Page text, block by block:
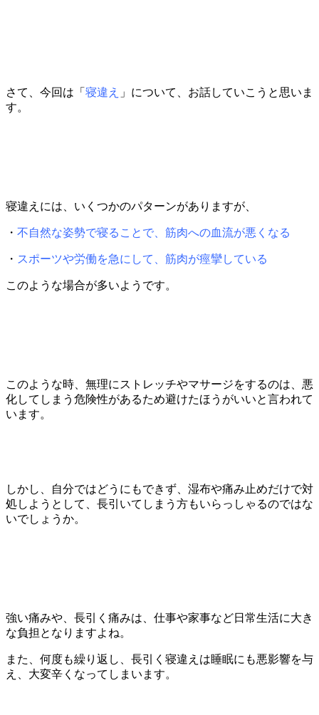
さて、今回は「 寝違え 」について、お話していこうと思いま
す。
寝違えには、いくつかのパターンがありますが、
・ 不自然な姿勢で寝ることで、筋肉への血流が悪くなる
・ スポーツや労働を急にして、筋肉が痙攣している
このような場合が多いようです。
このような時、無理にストレッチやマサージをするのは、悪
化してしまう危険性があるため避けたほうがいいと言われて
います。
しかし、自分ではどうにもできず、湿布や痛み止めだけで対
処しようとして、長引いてしまう方もいらっしゃるのではな
いでしょうか。
強い痛みや、長引く痛みは、仕事や家事など日常生活に大き
な負担となりますよね。
また、何度も繰り返し、長引く寝違えは睡眠にも悪影響を与
え、大変辛くなってしまいます。